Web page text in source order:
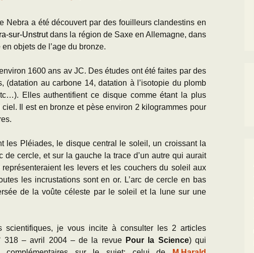
Les premières cartes
géologiques du Bassin
parisien
L’échelle
Transgression/Régression
marine
fossiles de l’Eocène du
BP
Grignon
La Falunière de Grignon
La Collection de la
Exposition permanente
et Galerie de Photos
Grignon menacé !!
CR des Réunions
thématiques
Les Travaux des
Equipiers
Nebra a été découvert par des fouilleurs clandestins en
sur-Unstrutdans la région de Saxe en Allemagne, dans
objets de l’age du bronze.
1600 ans av JC. Des études ont été faites par des
(datation au carbone 14, datation à l’isotopie du plomb
Elles authentifient ce disque comme étant la plus
Il est en bronze et pèse environ 2 kilogrammes pour
les Pléiades, le disque central le soleil, un croissant la
de cercle, et sur la gauche la trace d’un autre qui aurait
les levers et les couchers du soleil aux
les incrustations sont en or. L’arc de cercle en bas
de la voûte céleste par le soleil et la lune sur une
scientifiques, je vous incite à consulter les 2 articles
318 – avril 2004 – de la revue Pour la Science) qui